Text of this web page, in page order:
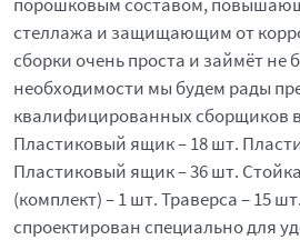
стеллажа и защищающим от
сборки очень проста и займёт не
необходимости мы будем рады
квалифицированных сборщиков
Пластиковый ящик – 18 шт.
Пластиковый ящик – 36 шт.
(комплект) – 1 шт. Траверса – 15
спроектирован специально для